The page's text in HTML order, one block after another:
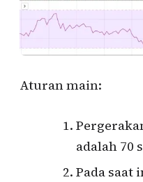
Aturan main:
adalah 70
Pada saat